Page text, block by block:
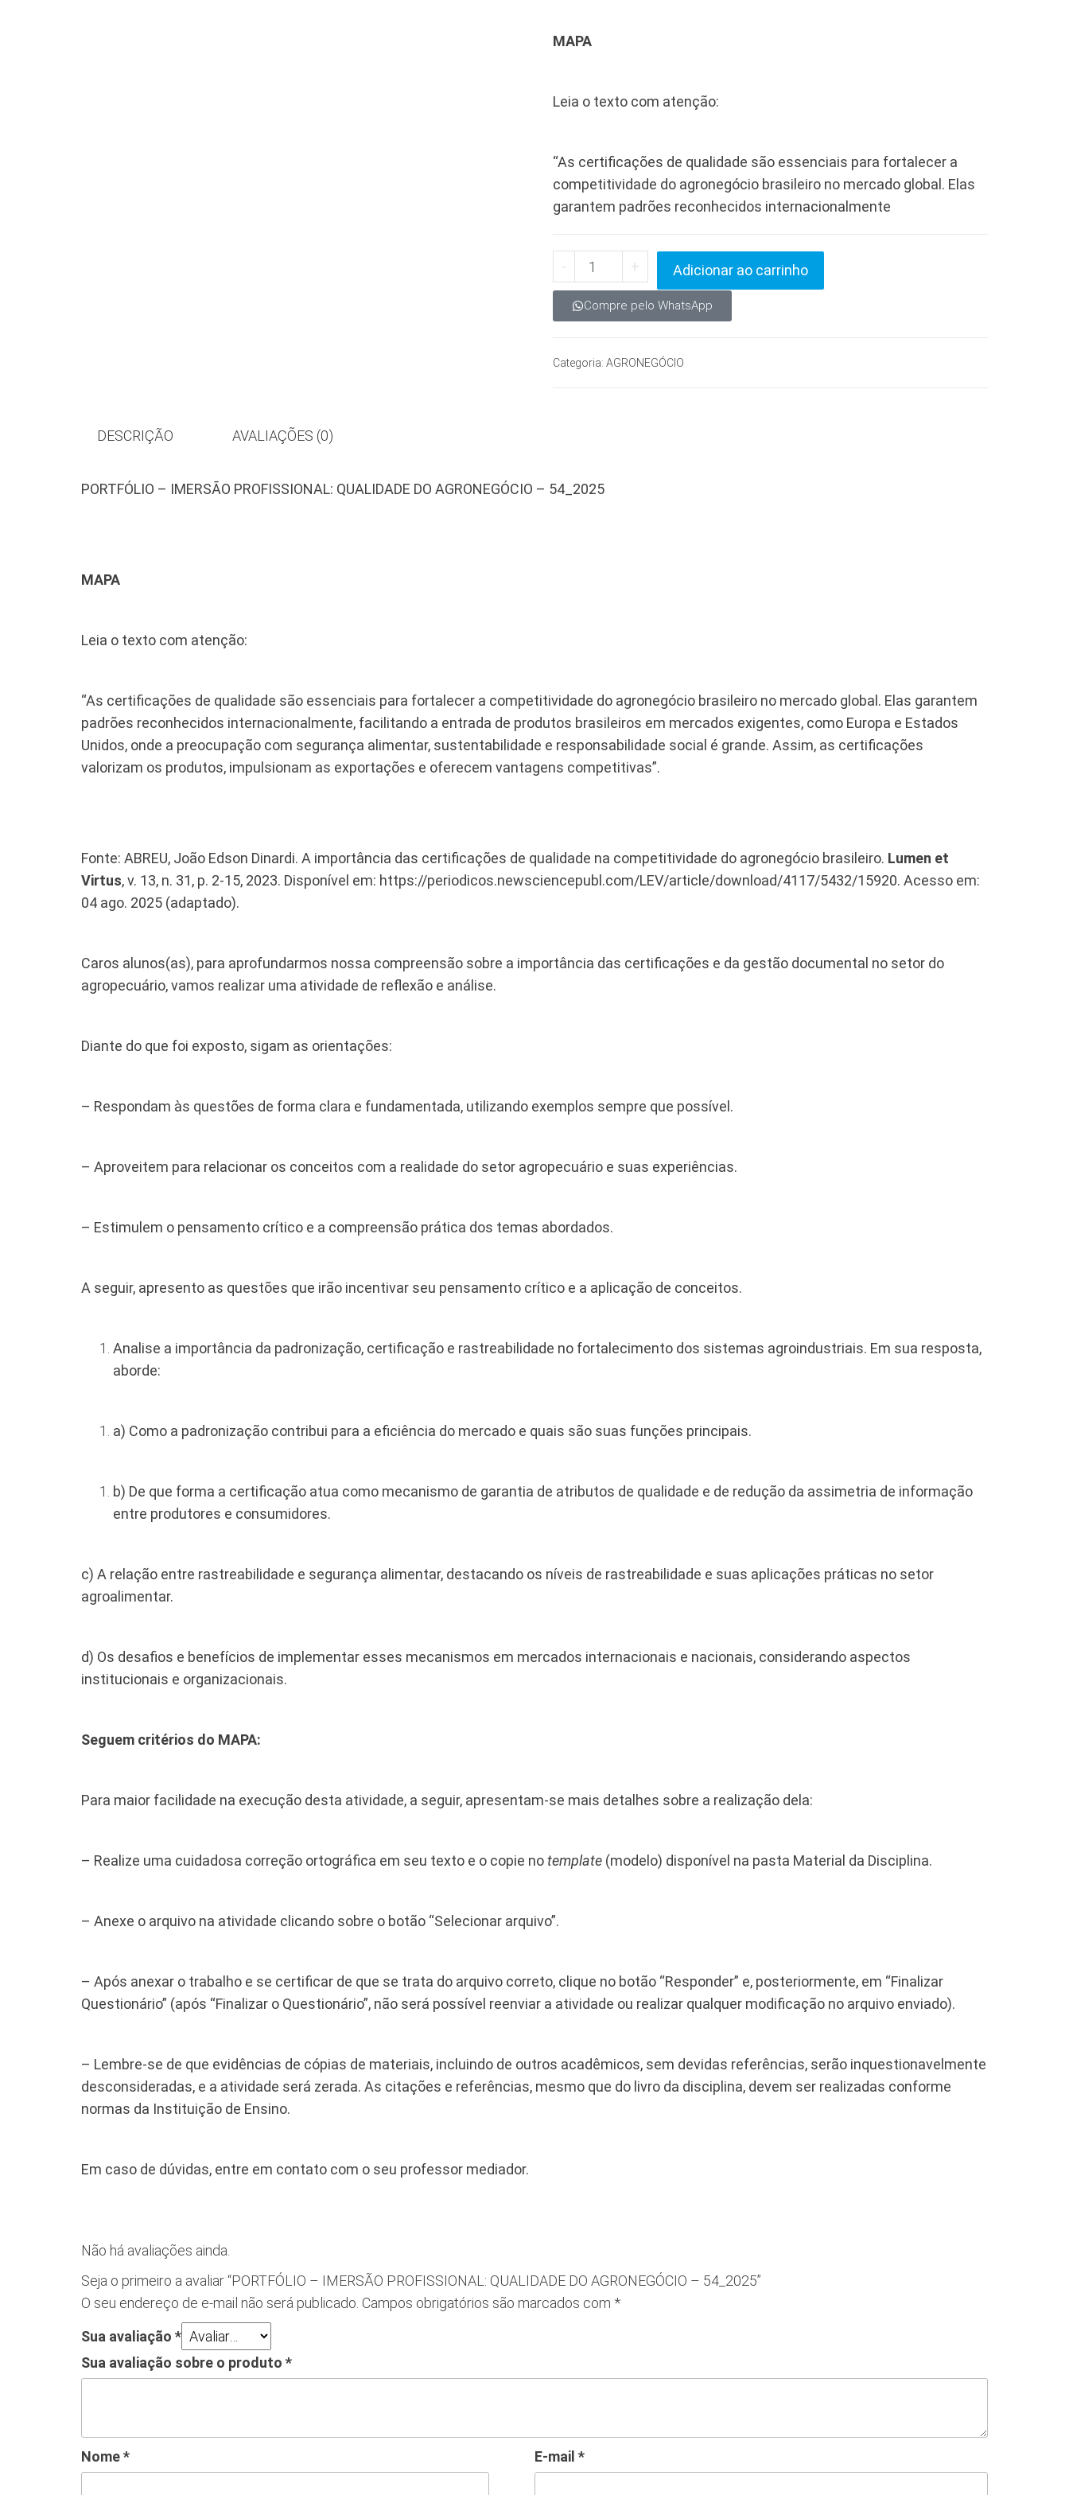
MAPA
Leia o texto com atenção:
“As certificações de qualidade são essenciais para fortalecer a
competitividade do agronegócio brasileiro no mercado global. Elas
garantem padrões reconhecidos internacionalmente
- + Adicionar ao carrinho
Compre pelo WhatsApp
Categoria: AGRONEGÓCIO
DESCRIÇÃO AVALIAÇÕES (0)
PORTFÓLIO – IMERSÃO PROFISSIONAL: QUALIDADE DO AGRONEGÓCIO – 54_2025
MAPA
Leia o texto com atenção:
“As certificações de qualidade são essenciais para fortalecer a competitividade do agronegócio brasileiro no mercado global. Elas garantem
padrões reconhecidos internacionalmente, facilitando a entrada de produtos brasileiros em mercados exigentes, como Europa e Estados
Unidos, onde a preocupação com segurança alimentar, sustentabilidade e responsabilidade social é grande. Assim, as certificações
valorizam os produtos, impulsionam as exportações e oferecem vantagens competitivas”.
Fonte: ABREU, João Edson Dinardi. A importância das certificações de qualidade na competitividade do agronegócio brasileiro. Lumen et
Virtus, v. 13, n. 31, p. 2-15, 2023. Disponível em: https://periodicos.newsciencepubl.com/LEV/article/download/4117/5432/15920. Acesso em:
04 ago. 2025 (adaptado).
Caros alunos(as), para aprofundarmos nossa compreensão sobre a importância das certificações e da gestão documental no setor do
agropecuário, vamos realizar uma atividade de reflexão e análise.
Diante do que foi exposto, sigam as orientações:
– Respondam às questões de forma clara e fundamentada, utilizando exemplos sempre que possível.
– Aproveitem para relacionar os conceitos com a realidade do setor agropecuário e suas experiências.
– Estimulem o pensamento crítico e a compreensão prática dos temas abordados.
A seguir, apresento as questões que irão incentivar seu pensamento crítico e a aplicação de conceitos.
Analise a importância da padronização, certificação e rastreabilidade no fortalecimento dos sistemas agroindustriais. Em sua resposta,
aborde:
a) Como a padronização contribui para a eficiência do mercado e quais são suas funções principais.
b) De que forma a certificação atua como mecanismo de garantia de atributos de qualidade e de redução da assimetria de informação
entre produtores e consumidores.
​c) A relação entre rastreabilidade e segurança alimentar, destacando os níveis de rastreabilidade e suas aplicações práticas no setor
agroalimentar.
​d) Os desafios e benefícios de implementar esses mecanismos em mercados internacionais e nacionais, considerando aspectos
institucionais e organizacionais.
Seguem critérios do MAPA:
Para maior facilidade na execução desta atividade, a seguir, apresentam-se mais detalhes sobre a realização dela:
– Realize uma cuidadosa correção ortográfica em seu texto e o copie notemplate (modelo) disponível na pasta Material da Disciplina.
– Anexe o arquivo na atividade clicando sobre o botão “Selecionar arquivo”.
– Após anexar o trabalho e se certificar de que se trata do arquivo correto, clique no botão “Responder” e, posteriormente, em “Finalizar
Questionário” (após “Finalizar o Questionário”, não será possível reenviar a atividade ou realizar qualquer modificação no arquivo enviado).
– Lembre-se de que evidências de cópias de materiais, incluindo de outros acadêmicos, sem devidas referências, serão inquestionavelmente
desconsideradas, e a atividade será zerada. As citações e referências, mesmo que do livro da disciplina, devem ser realizadas conforme
normas da Instituição de Ensino.
Em caso de dúvidas, entre em contato com o seu professor mediador.
Não há avaliações ainda.
Seja o primeiro a avaliar “PORTFÓLIO – IMERSÃO PROFISSIONAL: QUALIDADE DO AGRONEGÓCIO – 54_2025”
O seu endereço de e-mail não será publicado. Campos obrigatórios são marcados com *
Sua avaliação *
Sua avaliação sobre o produto *
Nome* E-mail *